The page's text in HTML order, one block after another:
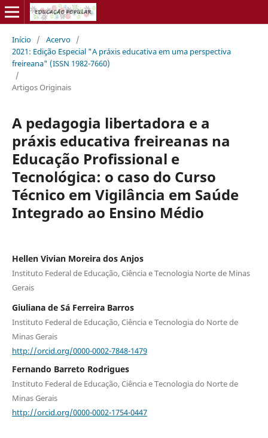
Início / Acervo /
2021: Edição Especial "A práxis educativa em uma perspectiva
freireana" (ISSN 1982-7660)
/
Artigos Originais
A pedagogia libertadora e a
práxis educativa freireanas na
Educação Profissional e
Tecnológica: o caso do Curso
Técnico em Vigilância em Saúde
Integrado ao Ensino Médio
Hellen Vivian Moreira dos Anjos
Instituto Federal de Educação, Ciência e Tecnologia Norte de Minas
Gerais
Giuliana de Sá Ferreira Barros
Instituto Federal de Educação, Ciência e Tecnologia do Norte de
Minas Gerais
http://orcid.org/0000-0002-7848-1479
Fernando Barreto Rodrigues
Instituto Federal de Educação, Ciência e Tecnologia do Norte de
Minas Gerais
http://orcid.org/0000-0002-1754-0447